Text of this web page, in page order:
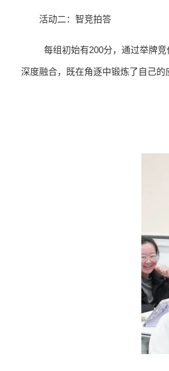
活动二：智竞拍答
每组初始有200分，通过举牌
深度融合，既在角逐中锻炼了自己的